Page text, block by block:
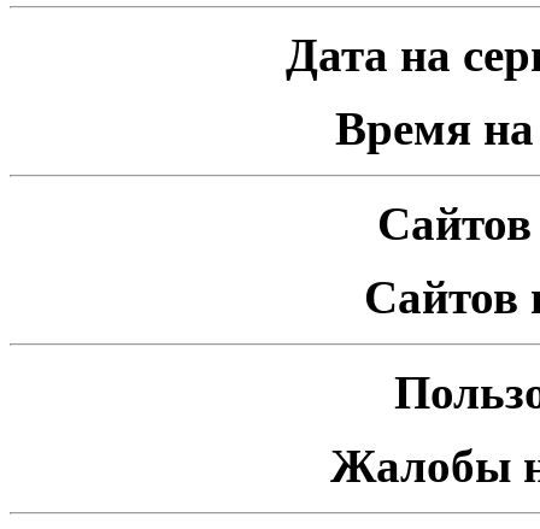
Дата на
Время на
Сайтов
Жалобы